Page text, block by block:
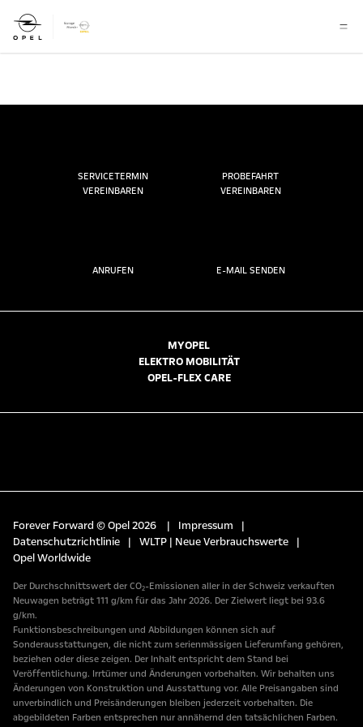
SERVICETERMIN
VEREINBAREN
PROBEFAHRT
VEREINBAREN
ANRUFEN E-MAIL SENDEN
MYOPEL
ELEKTRO MOBILITÄT
OPEL-FLEX CARE
Forever Forward © Opel 2026 | Impressum
|
Datenschutzrichtlinie
| WLTP | Neue Verbrauchswerte
|
Opel Worldwide
Der Durchschnittswert der CO₂-Emissionen aller in der Schweiz verkauften
Neuwagen beträgt 111 g/km für das Jahr 2026. Der Zielwert liegt bei 93.6
g/km.
Funktionsbeschreibungen und Abbildungen können sich auf
Sonderausstattungen, die nicht zum serienmässigen Lieferumfang gehören,
beziehen oder diese zeigen. Der Inhalt entspricht dem Stand bei
Veröffentlichung. Irrtümer und Änderungen vorbehalten. Wir behalten uns
Änderungen von Konstruktion und Ausstattung vor. Alle Preisangaben sind
unverbindlich und Preisänderungen bleiben jederzeit vorbehalten. Die
abgebildeten Farben entsprechen nur annähernd den tatsächlichen Farben.